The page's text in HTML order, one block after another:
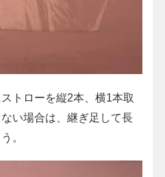
トローを縦2本、横1本取
い場合は、継ぎ足して長
。